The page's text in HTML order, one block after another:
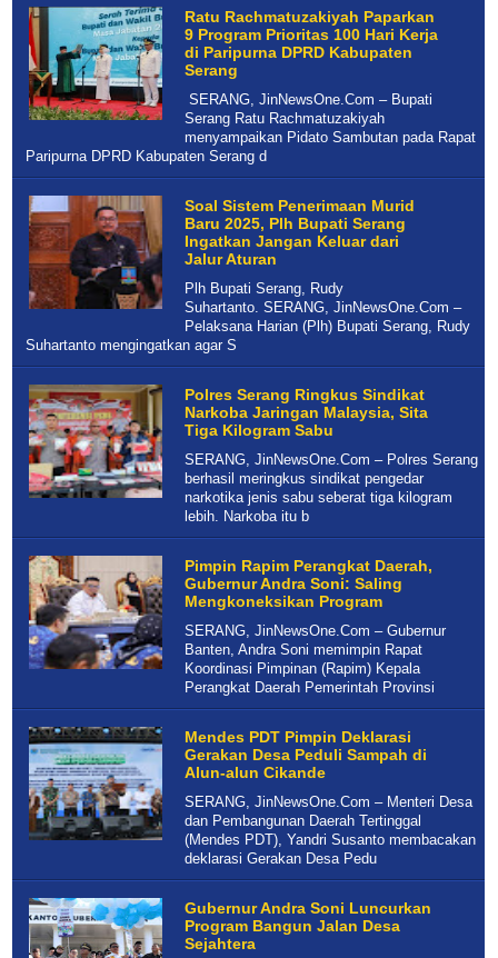
Ratu Rachmatuzakiyah Paparkan
9 Program Prioritas 100 Hari Kerja
di Paripurna DPRD Kabupaten
Serang
SERANG, JinNewsOne.Com – Bupati
Serang Ratu Rachmatuzakiyah
menyampaikan Pidato Sambutan pada Rapat
Paripurna DPRD Kabupaten Serang d
Soal Sistem Penerimaan Murid
Baru 2025, Plh Bupati Serang
Ingatkan Jangan Keluar dari
Jalur Aturan
Plh Bupati Serang, Rudy
Suhartanto. SERANG, JinNewsOne.Com –
Pelaksana Harian (Plh) Bupati Serang, Rudy
Suhartanto mengingatkan agar S
Polres Serang Ringkus Sindikat
Narkoba Jaringan Malaysia, Sita
Tiga Kilogram Sabu
SERANG, JinNewsOne.Com – Polres Serang
berhasil meringkus sindikat pengedar
narkotika jenis sabu seberat tiga kilogram
lebih. Narkoba itu b
Pimpin Rapim Perangkat Daerah,
Gubernur Andra Soni: Saling
Mengkoneksikan Program
SERANG, JinNewsOne.Com – Gubernur
Banten, Andra Soni memimpin Rapat
Koordinasi Pimpinan (Rapim) Kepala
Perangkat Daerah Pemerintah Provinsi
Mendes PDT Pimpin Deklarasi
Gerakan Desa Peduli Sampah di
Alun-alun Cikande
SERANG, JinNewsOne.Com – Menteri Desa
dan Pembangunan Daerah Tertinggal
(Mendes PDT), Yandri Susanto membacakan
deklarasi Gerakan Desa Pedu
Gubernur Andra Soni Luncurkan
Program Bangun Jalan Desa
Sejahtera